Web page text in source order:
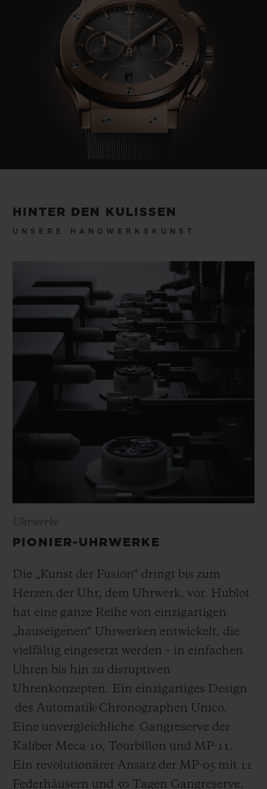
HINTER DEN KULISSEN
UNSERE HANDWERKSKUNST
Uhrwerke
PIONIER-UHRWERKE
Die „Kunst der Fusion“ dringt bis zum
Herzen der Uhr, dem Uhrwerk, vor. Hublot
hat eine ganze Reihe von einzigartigen
„hauseigenen“ Uhrwerken entwickelt, die
vielfältig eingesetzt werden – in einfachen
Uhren bis hin zu disruptiven
Uhrenkonzepten. Ein einzigartiges Design
des Automatik-Chronographen Unico.
Eine unvergleichliche Gangreserve der
Kaliber Meca-10, Tourbillon und MP-11.
Ein revolutionärer Ansatz der MP-05 mit 11
Federhäusern und 50 Tagen Gangreserve.